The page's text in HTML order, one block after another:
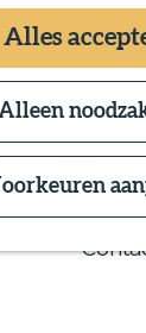
Allesde
*v
e
r
p
l